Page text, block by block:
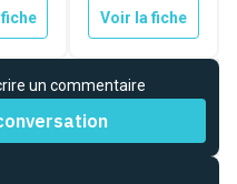
Voir la fiche
un commentaire